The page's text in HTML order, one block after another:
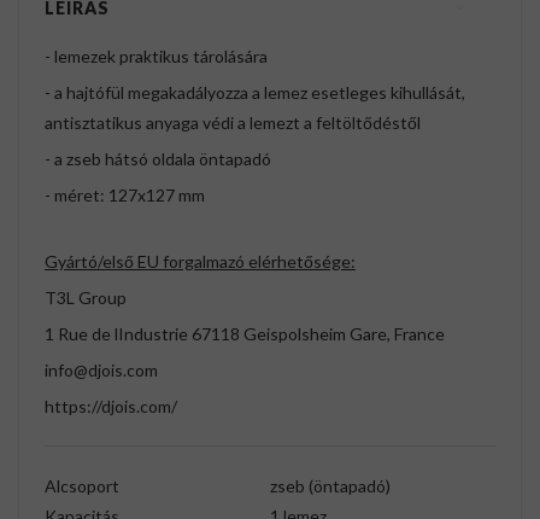
LEÍRÁS
- lemezek praktikus tárolására
- a hajtófül megakadályozza a lemez esetleges kihullását,
antisztatikus anyaga védi a lemezt a feltöltődéstől
- a zseb hátsó oldala öntapadó
- méret: 127x127 mm
Gyártó/első EU forgalmazó elérhetősége:
T3L Group
1 Rue de lIndustrie 67118 Geispolsheim Gare, France
info@djois.com
https://djois.com/
Alcsoport
zseb (öntapadó)